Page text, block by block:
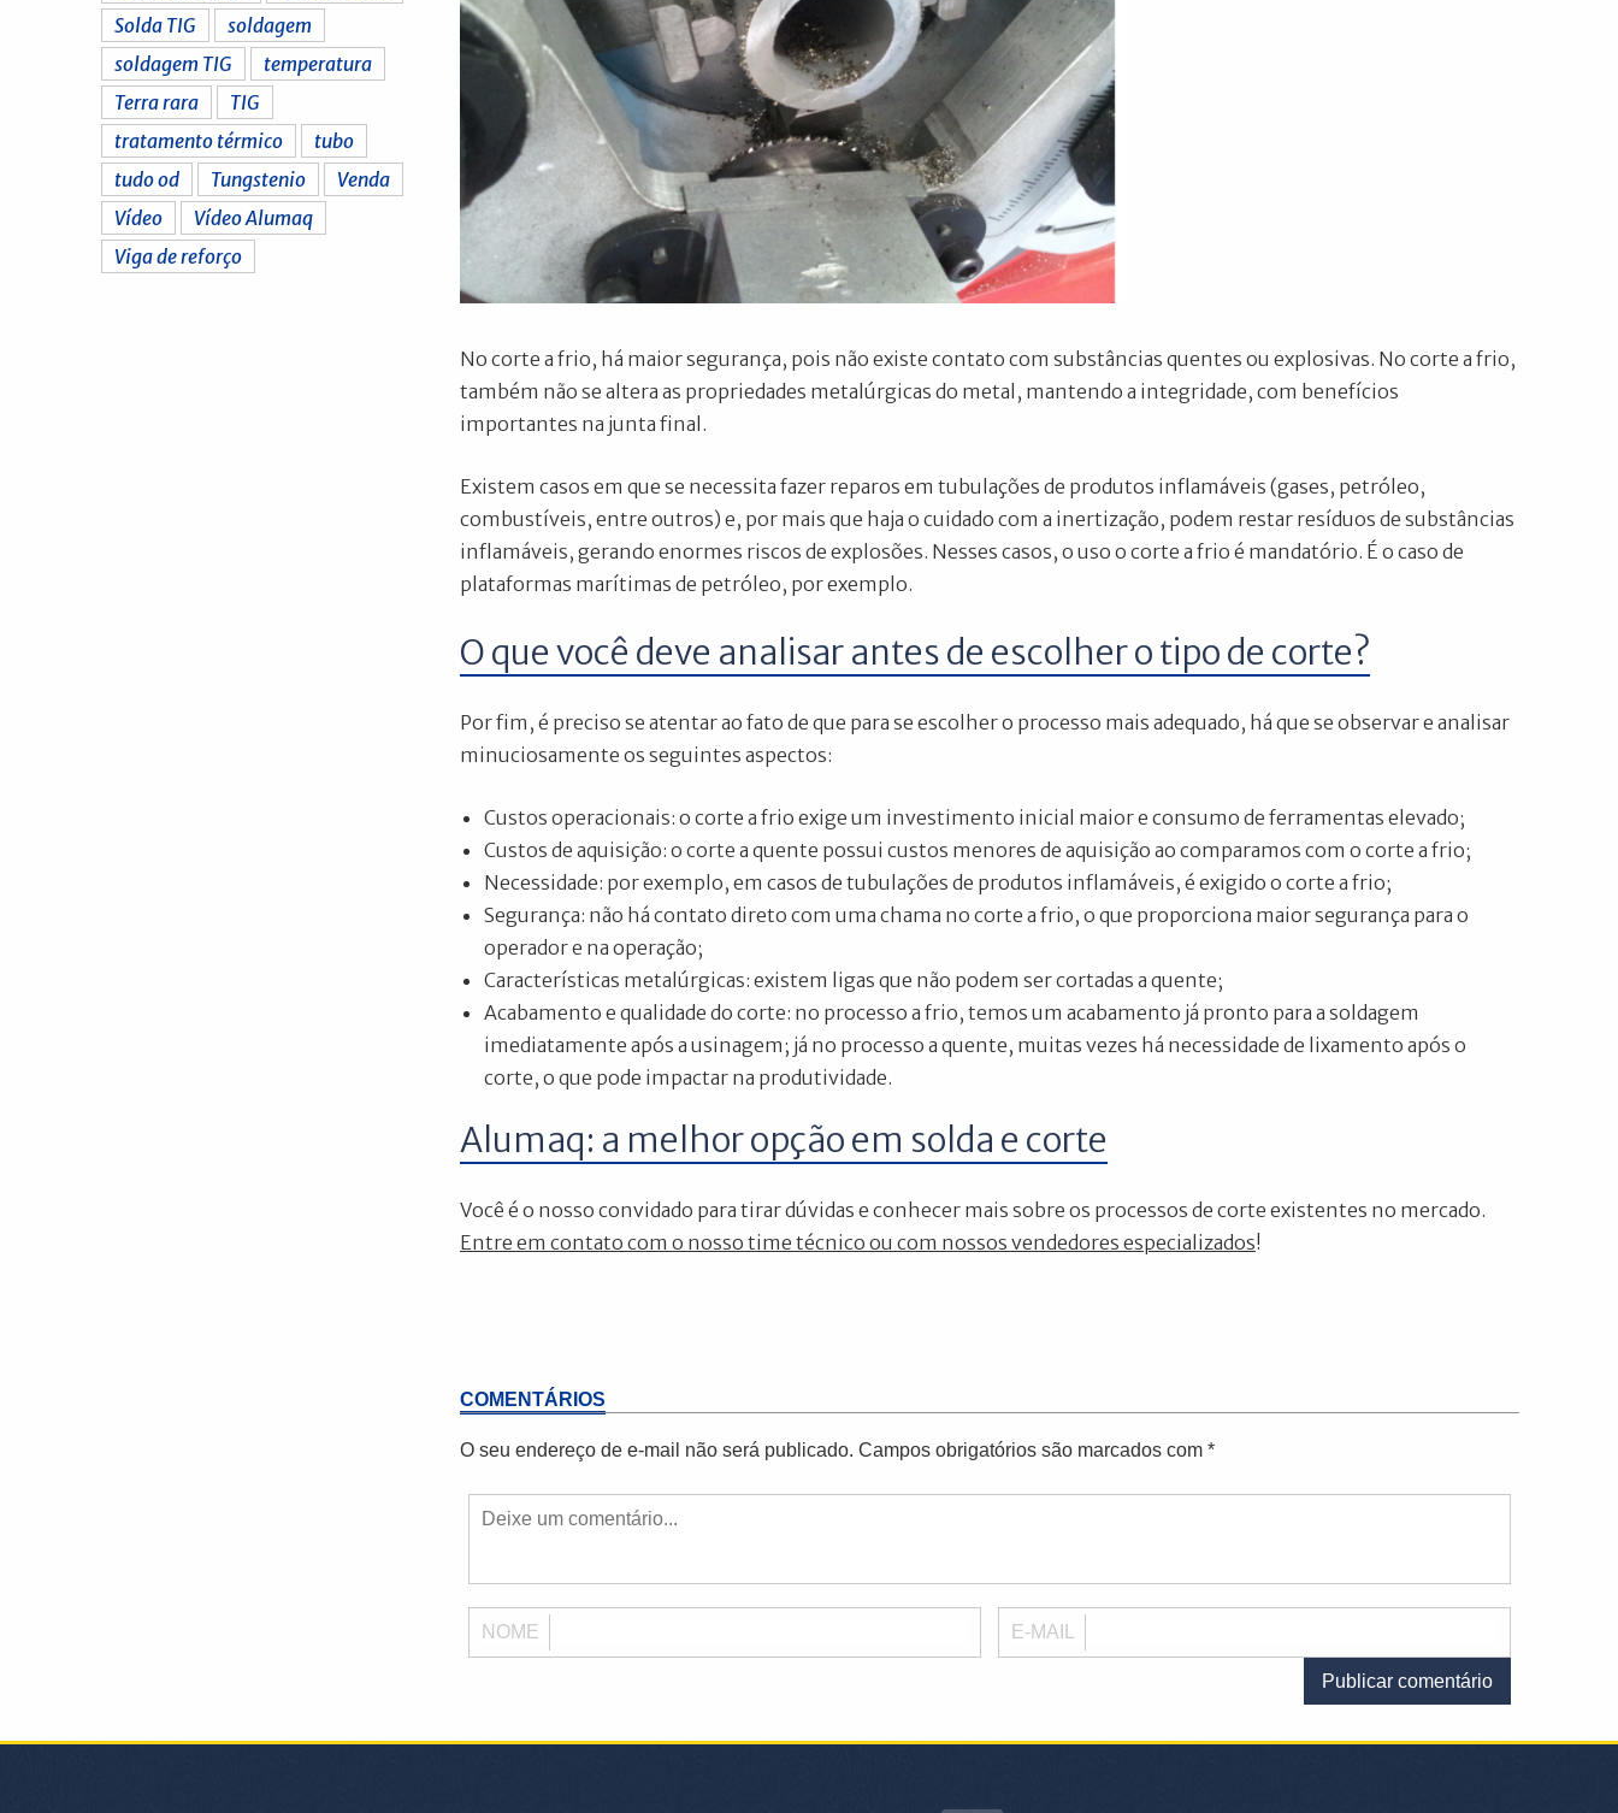
Solda TIG
soldagem
soldagem TIG
temperatura
Terra rara
TIG
tratamento térmico
tubo
tudo od
Tungstenio
Venda
Vídeo
Vídeo Alumaq
Viga de reforço
No corte a frio, há maior segurança, pois não existe contato com substâncias quentes ou explosivas. No corte a frio,
também não se altera as propriedades metalúrgicas do metal, mantendo a integridade, com benefícios
importantes na junta final.
Existem casos em que se necessita fazer reparos em tubulações de produtos inflamáveis (gases, petróleo,
combustíveis, entre outros) e, por mais que haja o cuidado com a inertização, podem restar resíduos de substâncias
inflamáveis, gerando enormes riscos de explosões. Nesses casos, o uso o corte a frio é mandatório. É o caso de
plataformas marítimas de petróleo, por exemplo.
O que você deve analisar antes de escolher o tipo de corte?
Por fim, é preciso se atentar ao fato de que para se escolher o processo mais adequado, há que se observar e analisar
minuciosamente os seguintes aspectos:
Custos operacionais: o corte a frio exige um investimento inicial maior e consumo de ferramentas elevado;
Custos de aquisição: o corte a quente possui custos menores de aquisição ao comparamos com o corte a frio;
Necessidade: por exemplo, em casos de tubulações de produtos inflamáveis, é exigido o corte a frio;
Segurança: não há contato direto com uma chama no corte a frio, o que proporciona maior segurança para o
operador e na operação;
Características metalúrgicas: existem ligas que não podem ser cortadas a quente;
Acabamento e qualidade do corte: no processo a frio, temos um acabamento já pronto para a soldagem
imediatamente após a usinagem; já no processo a quente, muitas vezes há necessidade de lixamento após o
corte, o que pode impactar na produtividade.
Alumaq: a melhor opção em solda e corte
Você é o nosso convidado para tirar dúvidas e conhecer mais sobre os processos de corte existentes no mercado.
Entre em contato com o nosso time técnico ou com nossos vendedores especializados!
COMENTÁRIOS
O seu endereço de e-mail não será publicado. Campos obrigatórios são marcados com *
NOME E-MAIL